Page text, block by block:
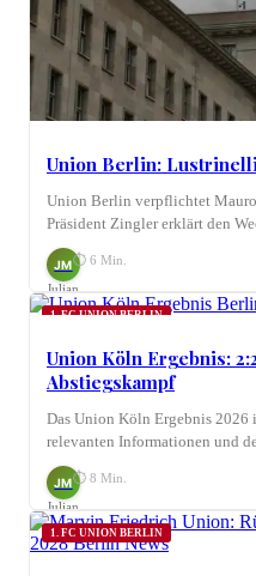
Union Berlin:
Union Berlin verpflichtet
Präsident Zingler erklärt den
JM
Julian
Möhring
⏱ 6 Min.
1. FC UNION BERLIN
Union Köln Ergebnis:
Abstiegskampf
Das Union Köln Ergebnis
relevanten Informationen und
JM
Julian
Möhring
⏱ 8 Min.
1. FC UNION BERLIN